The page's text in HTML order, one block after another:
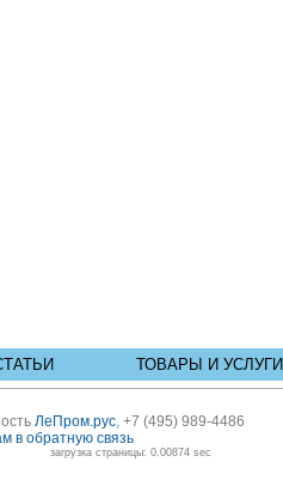
ТОВАРЫ И УСЛУГИ
ЛеПром.рус, +7 (495) 989-4486
в обратную связь
загрузка страницы: 0.00874 sec